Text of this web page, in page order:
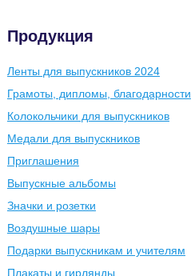
Продукция
Ленты для выпускников 2024
Грамоты, дипломы, благодарности
Колокольчики для выпускников
Медали для выпускников
Приглашения
Выпускные альбомы
Значки и розетки
Воздушные шары
Подарки выпускникам и учителям
Плакаты и гирлянды